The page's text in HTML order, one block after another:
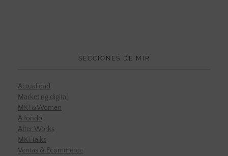
SECCIONES DE MIR
Actualidad
Marketing digital
MKT&Women
A fondo
After Works
MKTTalks
Ventas & Ecommerce